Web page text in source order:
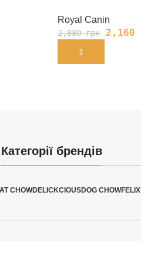
Royal Canin
2,880грн 2,160
В КОРЗИНУ
Категорії брендів
CHOWDELICKCIOUSDOG CHOWFELIX